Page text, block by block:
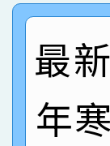
名
倩
名
賀
園
賀
最
年